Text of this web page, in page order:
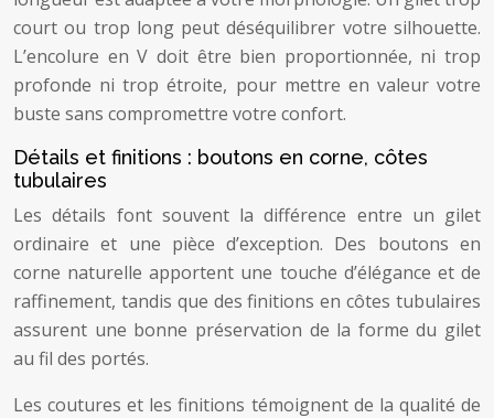
court ou trop long peut déséquilibrer votre silhouette.
L’encolure en V doit être bien proportionnée, ni trop
profonde ni trop étroite, pour mettre en valeur votre
buste sans compromettre votre confort.
Détails et finitions : boutons en corne, côtes
tubulaires
Les détails font souvent la différence entre un gilet
ordinaire et une pièce d’exception. Des boutons en
corne naturelle apportent une touche d’élégance et de
raffinement, tandis que des finitions en côtes tubulaires
assurent une bonne préservation de la forme du gilet
au fil des portés.
Les coutures et les finitions témoignent de la qualité de